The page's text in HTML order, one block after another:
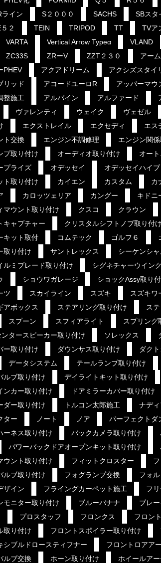
ライン S２０００ SACHS SBスタ
２ TEIN TRIPOD TT TVア
VARTA Vertical Arrow Typeα VLAND
ZC33S ZRーV ZZT２３０ アー
PHEV
アクアドリーム アクシズスタイ
リッド
アコードユーロR アッパーマウ
整施工
アルパイン アルファード
ヴァレンティ ウェイク ヴェゼル
エクストレイル エクセディ エス
ト交換
エンジン不調修理 エンジン関
プ取り付け
オーディオ取り付け オー
プライズ
オデッセイ オデッセイハイ
ト取り付け
カイエン カスタム カ
カロッツェリア カングー キドニ
マウント取り付け
クスコ クラウン
キャプチャー
クリスタルシフトノブ取り付け
キット取付
コムテック ゴルフ６
取り付け
サントレックス シーケンシ
ルミブレード取り付け
シグネチャーウイン
ショウワガレージ ショックAssy取り
ツ
スカイライン スズキ スズキワ
アボックス
ステアリング取り付け ス
スプーン スフィアライト スプリング
ンタースピーカー取り付け ソレックス
ー取り付け
ダウンサス取り付け ダク
データシステム テールランプ取り付け
ルブ取り付け
デイライトキット取り付け
ンカー取り付け
ドアミラーカバー取り付け
ダー取り付け
トルコン太郎施工 ナディ
ター
ノート ノア パーフェクトダ
ーネス取り付け
バックカメラ取り付け
パワーバックドアオープンキット取り付け
ウント取り付け
フィットクロスター
ルブ取り付け
フォグランプ交換 フォ
ザイン
フライングカーペット施工 フ
モニター取り付け
ブルーバナナ ブレ
プロスタッフ フロンクス フロン
取り付け
フロントスポイラー取り付け
シブルドロースティフナー
フロントロアア
ルブ交換
ホーン取り付け ホイールア